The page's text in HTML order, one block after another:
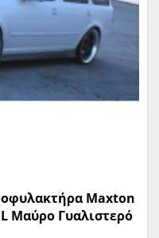
Maxton
Μαύρο Γυαλιστερό